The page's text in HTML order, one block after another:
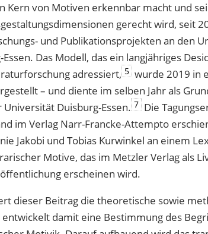
Kern von Motiven erkennbar macht und
gerecht wird, seit
und Publikationsprojekten an den
Das Modell, das ein langjähriges
adressiert, 5 wurde 2019 in
– und diente im selben Jahr als
Duisburg-Essen. 7 Die
im Verlag Narr-Francke-Attempto
Jakobi und Tobias Kurwinkel an einem
Motive, das im Metzler Verlag als
erscheinen wird.
dieser Beitrag die theoretische sowie
damit eine Bestimmung des